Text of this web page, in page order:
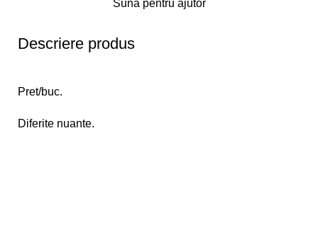
Suna pentru ajutor
Descriere produs
Pret/buc.
Diferite nuante.